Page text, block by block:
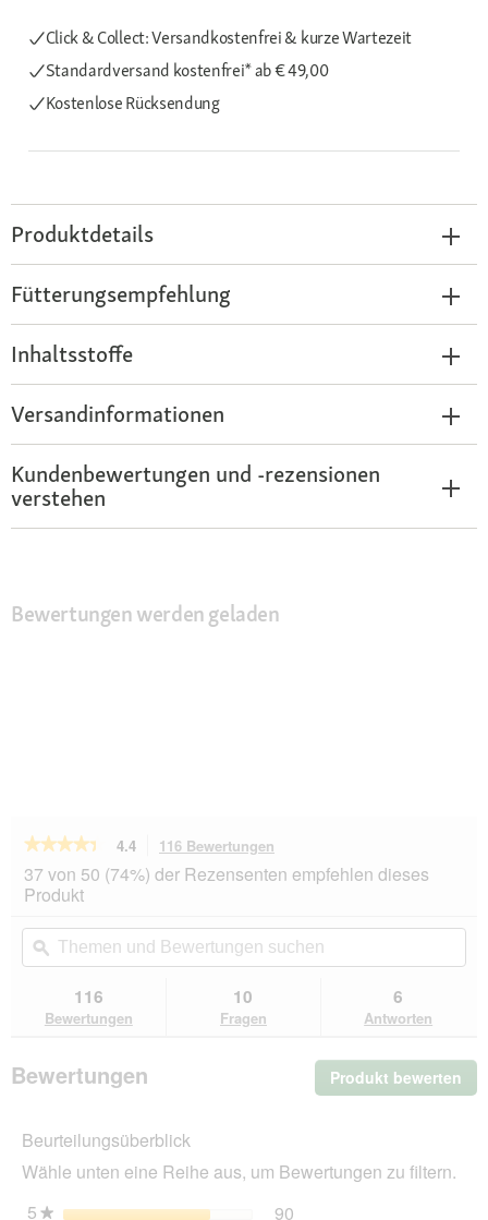
Click & Collect: Versandkostenfrei & kurze Wartezeit
Standardversand kostenfrei*ab € 49,00
Kostenlose Rücksendung
Produktdetails
Fütterungsempfehlung
Inhaltsstoffe
Versandinformationen
Kundenbewertungen und -rezensionen
verstehen
Bewertungen werden geladen
★★★★★
★★★★★
von
5
lesen
für
Soft
Mousse
g
4.4 116 Bewertungen
dieser
Aktion
du
zu
den
37 von 50 (74%) der Rezensenten empfehlen dieses
Produkt
Themen
und
Bewertungen
ϙ
116
Bewertungen
10
Fragen
6
Antworten
Bewertungen Produkt bewerten
Mit
Beurteilungsüberblick
Wähle unten eine Reihe aus, um Bewertungen zu filtern.
5★ Sterne 90